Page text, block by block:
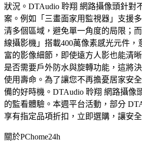
狀況。DTAudio 聆翔 網路攝像頭針對
案。例如「三畫面家用監視器」支援
清多個區域，避免單一角度的局限；
線攝影機」搭載400萬像素感光元件，
富的影像細節，即使遠方人影也能清
是否需要戶外防水與旋轉功能，這將
使用壽命。為了讓您不再擔憂居家安
備的好時機。DTAudio 聆翔 網路攝像
的監看體驗。本週平台活動，部分
享有指定品項折扣，立即選購，讓安
關於PChome24h